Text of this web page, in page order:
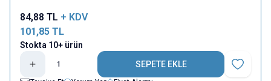
84,88 TL + KDV
101,85 TL
Stokta 10+ ürün
SEPETE EKLE
Favoriye